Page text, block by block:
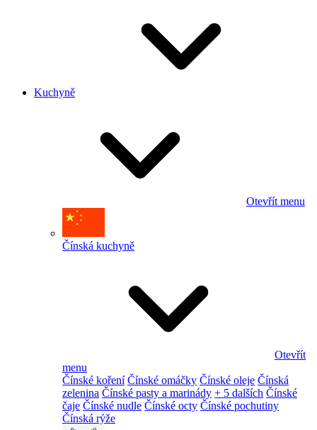
Kuchyně
Otevřít menu
Čínská kuchyně
Otevřít
menu
Čínské koření Čínské omáčky Čínské oleje Čínská
zelenina Čínské pasty a marinády + 5 dalších Čínské
čaje Čínské nudle Čínské octy Čínské pochutiny
Čínská rýže